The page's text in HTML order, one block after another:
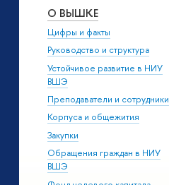
О ВЫШКЕ
Цифры и факты
Руководство и структура
Устойчивое развитие в НИУ
ВШЭ
Преподаватели и сотрудники
Корпуса и общежития
Закупки
Обращения граждан в НИУ
ВШЭ